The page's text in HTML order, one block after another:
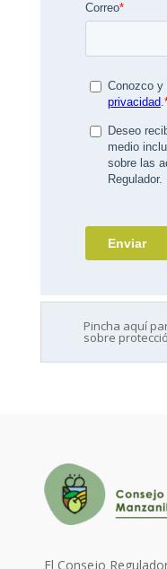
Pincha aquí
sobre
El Consejo